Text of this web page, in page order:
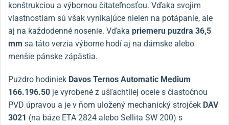
konštrukciou a výbornou čitateľnosťou. Vďaka svojim
vlastnostiam sú však vynikajúce nielen na potápanie, ale
aj na každodenné nosenie. Vďaka priemeru puzdra 36,5
mm sa táto verzia výborne hodí aj na dámske alebo
menšie pánske zápästia.
Puzdro hodiniek Davos Ternos Automatic Medium
166.196.50 je vyrobené z ušľachtilej ocele s čiastočnou
PVD úpravou a je v ňom uložený mechanický strojček DAV
3021 (na báze ETA 2824 alebo Sellita SW 200) s